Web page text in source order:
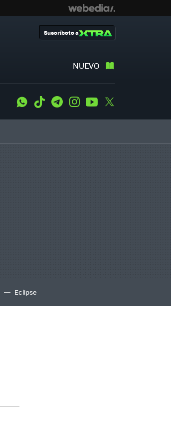
NUEVO
Suscríbete a
WhatsApp
Tiktok TelegramInstagramYoutube
Eclipse